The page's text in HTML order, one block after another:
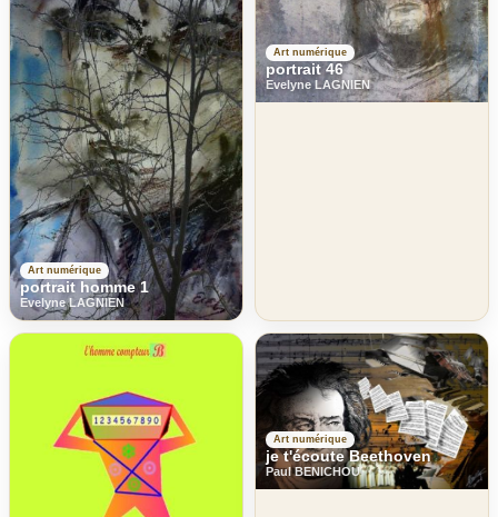
Art numérique
portrait homme 1
Evelyne LAGNIEN
Art numérique
portrait 46
Evelyne LAGNIEN
Art numérique
je t'écoute Beethoven
Paul BENICHOU